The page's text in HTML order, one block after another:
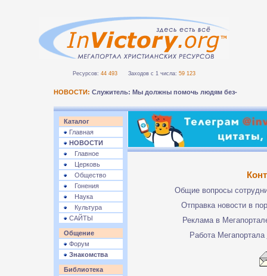
Ресурсов: 44 493 Заходов с 1 числа: 59 123
НОВОСТИ: Служитель: Мы должны помочь людям безопасно-
Каталог
Главная
НОВОСТИ
Главное
Церковь
Общество
Гонения
Наука
Культура
САЙТЫ
Общение
Форум
Знакомства
Библиотека
Общие вопросы
Отправка новости в
Реклама в
Работа Мегапортала